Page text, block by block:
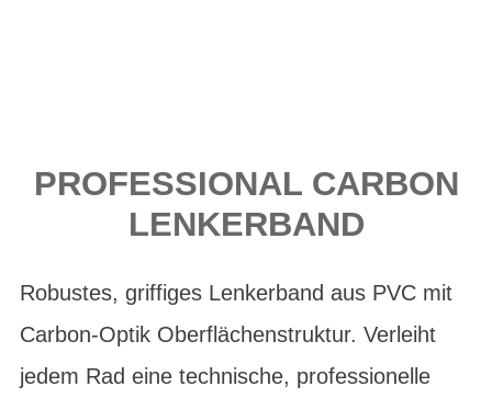
PROFESSIONAL CARBON
LENKERBAND
Robustes, griffiges Lenkerband aus PVC mit
Carbon-Optik Oberflächenstruktur. Verleiht
jedem Rad eine technische, professionelle